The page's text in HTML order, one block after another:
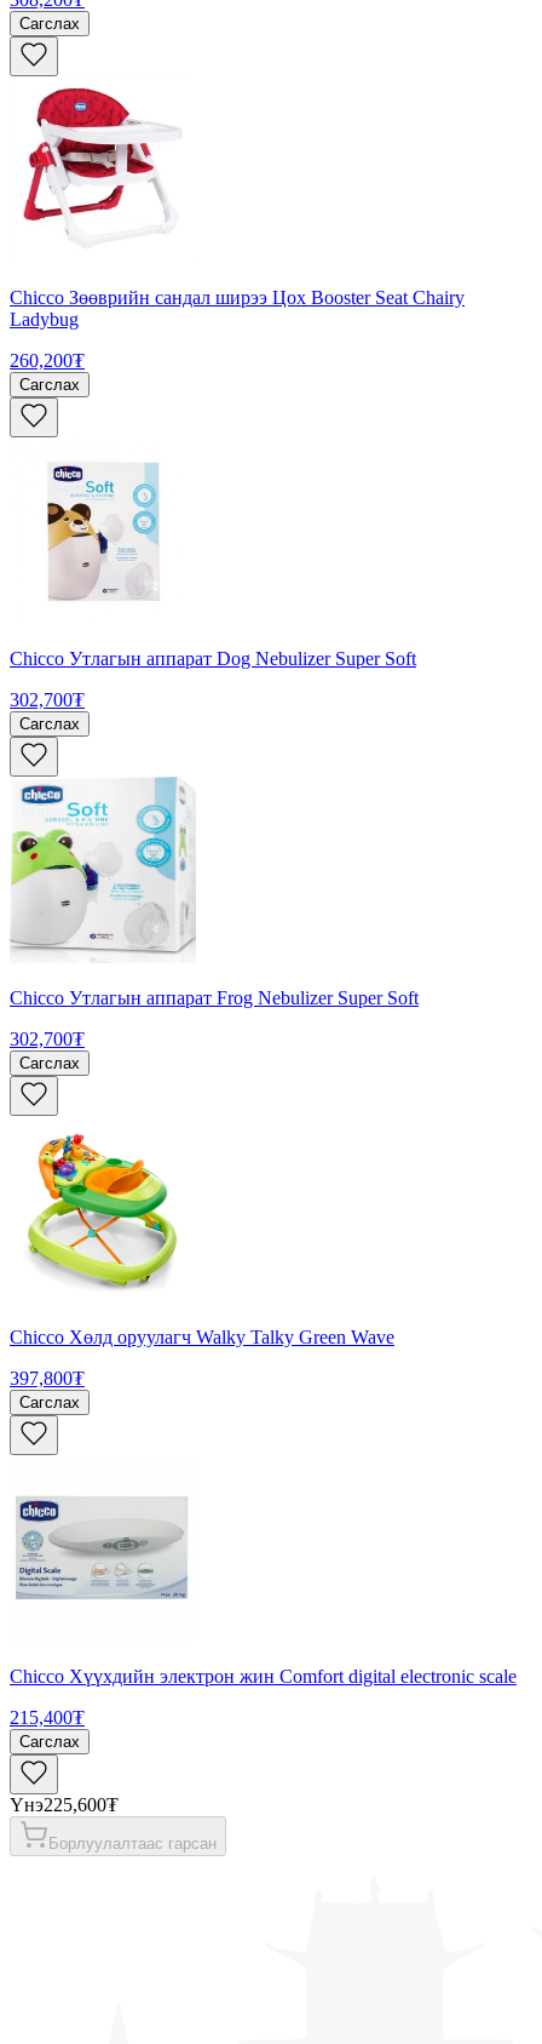
Сагслах
Chicco Зөөврийн сандал ширээ Цох Booster Seat Chairy
Ladybug
260,200₮
Сагслах
Chicco Утлагын аппарат Dog Nebulizer Super Soft
302,700₮
Сагслах
Chicco Утлагын аппарат Frog Nebulizer Super Soft
302,700₮
Сагслах
Chicco Хөлд оруулагч Walky Talky Green Wave
397,800₮
Сагслах
Chicco Хүүхдийн электрон жин Comfort digital electronic scale
215,400₮
Сагслах
Үнэ225,600₮
Борлуулалтаас гарсан